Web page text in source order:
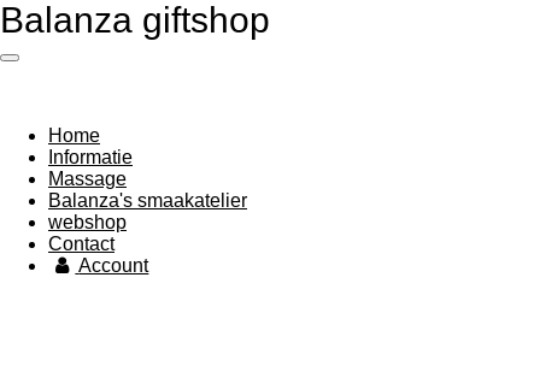
Ga
naar
Balanza giftshop
Home
Informatie
Massage
Balanza's smaakatelier
webshop
Contact
Account